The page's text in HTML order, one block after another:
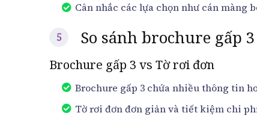
Cân nhắc các lựa chọn như cán màng
So sánh brochure gấp
Brochure gấp 3 vs Tờ rơi đơn
Brochure gấp 3 chứa nhiều thông tin
Tờ rơi đơn đơn giản và tiết kiệm chi